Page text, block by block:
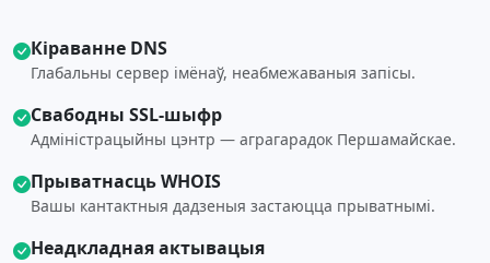
Кіраванне DNS
Глабальны сервер імёнаў, неабмежаваныя запісы.
Свабодны SSL-шыфр
Адміністрацыйны цэнтр — аграгарадок Першамайскае.
Прыватнасць WHOIS
Вашы кантактныя дадзеныя застаюцца прыватнымі.
Неадкладная актывацыя